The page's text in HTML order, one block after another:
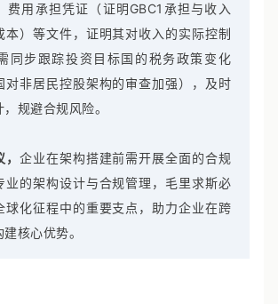
费用承担凭证（证明GBC1承担与收入
本）等文件，证明其对收入的实际控制
同步跟踪投资目标国的税务政策变化
对非居民控股架构的审查加强），及时
规避合规风险。
，企业在架构搭建前需开展全面的合规
业的架构设计与合规管理，毛里求斯必
球化征程中的重要支点，助力企业在跨
核心优势。